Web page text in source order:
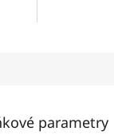
parametry